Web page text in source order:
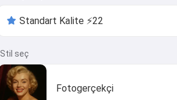
Stil seç
Fotogerçekçi